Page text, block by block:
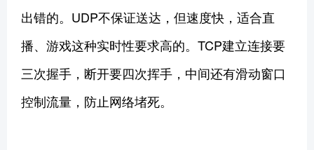
出错的。UDP不保证送达，但速度快，适合直
播、游戏这种实时性要求高的。TCP建立连接要
三次握手，断开要四次挥手，中间还有滑动窗口
控制流量，防止网络堵死。